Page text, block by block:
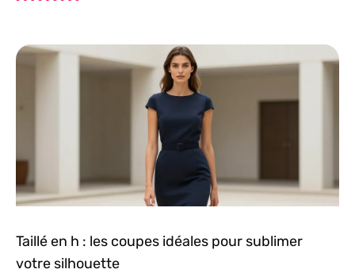
Taillé en h : les coupes idéales pour sublimer
votre silhouette